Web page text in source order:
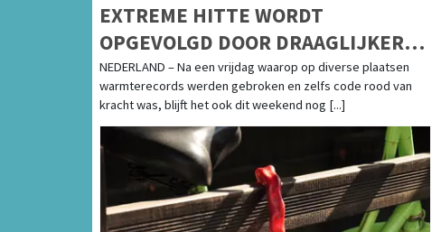
EXTREME HITTE WORDT
OPGEVOLGD DOOR DRAAGLIJKER
ZOMERWEER
NEDERLAND – Na een vrijdag waarop op diverse plaatsen
warmterecords werden gebroken en zelfs code rood van
kracht was, blijft het ook dit weekend nog [...]